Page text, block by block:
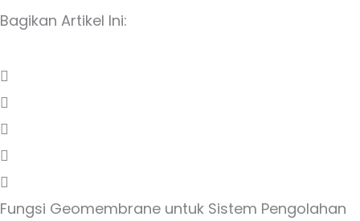
Bagikan Artikel Ini:
Fungsi Geomembrane untuk Sistem Pengolahan